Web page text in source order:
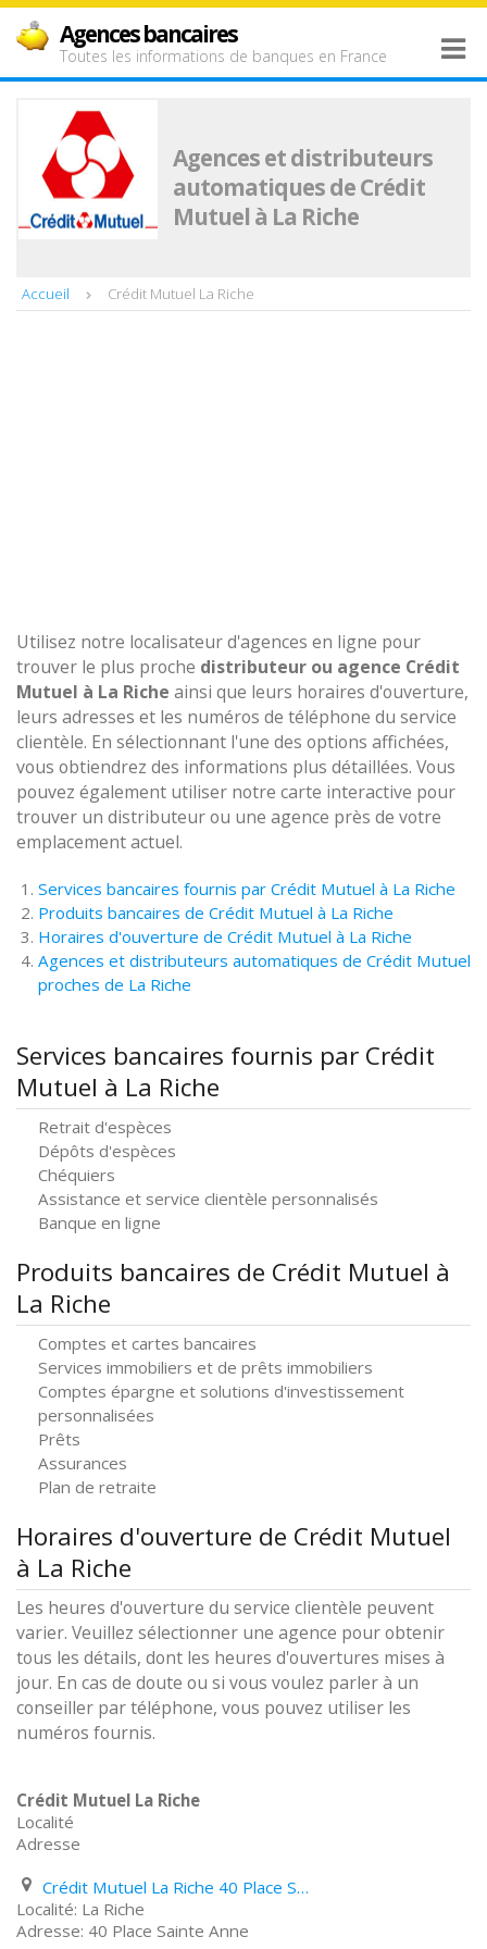
Agences bancaires
Toutes les informations de banques en France
Agences et distributeurs
automatiques de Crédit
Mutuel à La Riche
Accueil Crédit Mutuel La Riche
Utilisez notre localisateur d'agences en ligne pour
trouver le plus proche distributeur ou agence Crédit
Mutuel à La Riche ainsi que leurs horaires d'ouverture,
leurs adresses et les numéros de téléphone du service
clientèle. En sélectionnant l'une des options affichées,
vous obtiendrez des informations plus détaillées. Vous
pouvez également utiliser notre carte interactive pour
trouver un distributeur ou une agence près de votre
emplacement actuel.
Services bancaires fournis par Crédit Mutuel à La Riche
Produits bancaires de Crédit Mutuel à La Riche
Horaires d'ouverture de Crédit Mutuel à La Riche
Agences et distributeurs automatiques de Crédit Mutuel
proches de La Riche
Services bancaires fournis par Crédit
Mutuel à La Riche
Retrait d'espèces
Dépôts d'espèces
Chéquiers
Assistance et service clientèle personnalisés
Banque en ligne
Produits bancaires de Crédit Mutuel à
La Riche
Comptes et cartes bancaires
Services immobiliers et de prêts immobiliers
Comptes épargne et solutions d'investissement
personnalisées
Prêts
Assurances
Plan de retraite
Horaires d'ouverture de Crédit Mutuel
à La Riche
Les heures d'ouverture du service clientèle peuvent
varier. Veuillez sélectionner une agence pour obtenir
tous les détails, dont les heures d'ouvertures mises à
jour. En cas de doute ou si vous voulez parler à un
conseiller par téléphone, vous pouvez utiliser les
numéros fournis.
Crédit Mutuel La Riche
Localité
Adresse
Crédit Mutuel La Riche 40 Place Sainte Anne
La Riche
40 Place Sainte Anne